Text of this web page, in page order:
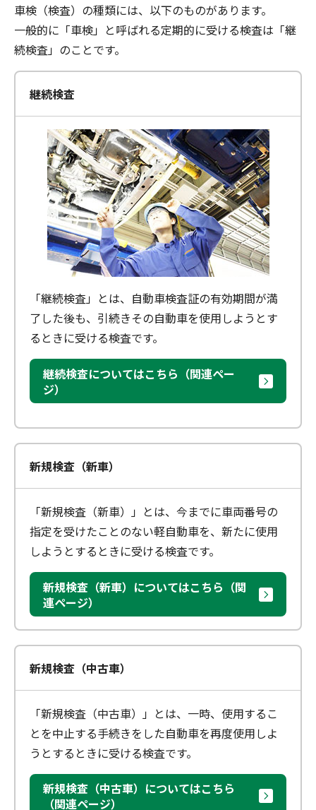
車検（検査）の種類には、以下のものがあります。
一般的に「車検」と呼ばれる定期的に受ける検査は「継
続検査」のことです。
継続検査
「継続検査」とは、自動車検査証の有効期間が満
了した後も、引続きその自動車を使用しようとす
るときに受ける検査です。
継続検査についてはこちら（関連ペー
ジ）
新規検査（新車）
「新規検査（新車）」とは、今までに車両番号の
指定を受けたことのない軽自動車を、新たに使用
しようとするときに受ける検査です。
新規検査（新車）についてはこちら（関
連ページ）
新規検査（中古車）
「新規検査（中古車）」とは、一時、使用するこ
とを中止する手続きをした自動車を再度使用しよ
うとするときに受ける検査です。
新規検査（中古車）についてはこちら
（関連ページ）